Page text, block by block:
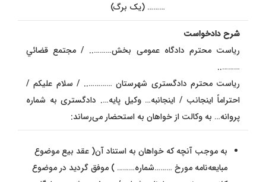
……… (یک برگ)
شرح دادخواست
ریاست محترم دادگاه عمومی بخش……….. / مجتمع قضائي
………..
ریاست محترم دادگستری شهرستان ………….. / سلام علیکم /
احتراماً اینجانب / اینجانبه… وکیل پایه…. دادگستری به شماره
پروانه… به وکالت از خواهان به استحضار می‌رساند:
به موجب آنچه که خواهان به استناد آن( عقد بیع موضوع
مبايعه‌نامه مورخ ………شماره……… ) موفق گردید در موضوع